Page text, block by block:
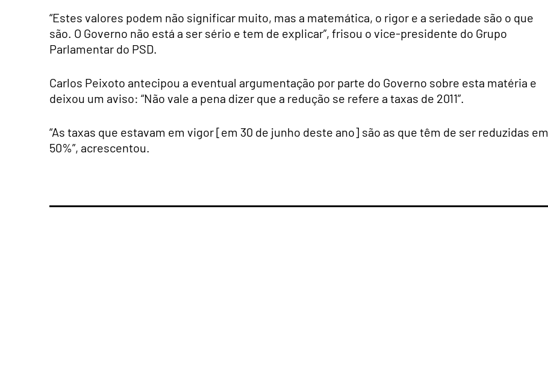
“Estes valores podem não significar muito, mas a matemática, o rigor e a seriedade são o que
são. O Governo não está a ser sério e tem de explicar”, frisou o vice-presidente do Grupo
Parlamentar do PSD.
Carlos Peixoto antecipou a eventual argumentação por parte do Governo sobre esta matéria e
deixou um aviso: “Não vale a pena dizer que a redução se refere a taxas de 2011”.
“As taxas que estavam em vigor [em 30 de junho deste ano] são as que têm de ser reduzidas em
50%”, acrescentou.